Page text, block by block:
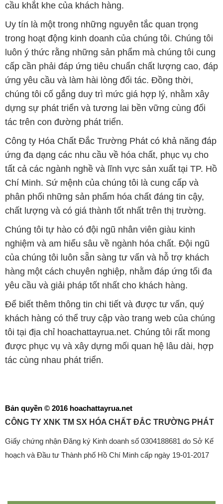
cầu khắt khe của khách hàng.
Uy tín là một trong những nguyên tắc quan trọng
trong hoạt động kinh doanh của chúng tôi. Chúng tôi
luôn ý thức rằng những sản phẩm mà chúng tôi cung
cấp cần phải đáp ứng tiêu chuẩn chất lượng cao, đáp
ứng yêu cầu và làm hài lòng đối tác. Đồng thời,
chúng tôi cố gắng duy trì mức giá hợp lý, nhằm xây
dựng sự phát triển và tương lai bền vững cùng đối
tác trên con đường phát triển.
Công ty Hóa Chất Đắc Trường Phát có khả năng đáp
ứng đa dạng các nhu cầu về hóa chất, phục vụ cho
tất cả các ngành nghề và lĩnh vực sản xuất tại TP. Hồ
Chí Minh. Sứ mệnh của chúng tôi là cung cấp và
phân phối những sản phẩm hóa chất đáng tin cậy,
chất lượng và có giá thành tốt nhất trên thị trường.
Chúng tôi tự hào có đội ngũ nhân viên giàu kinh
nghiệm và am hiểu sâu về ngành hóa chất. Đội ngũ
của chúng tôi luôn sẵn sàng tư vấn và hỗ trợ khách
hàng một cách chuyên nghiệp, nhằm đáp ứng tối đa
yêu cầu và giải pháp tốt nhất cho khách hàng.
Để biết thêm thông tin chi tiết và được tư vấn, quý
khách hàng có thể truy cập vào trang web của chúng
tôi tại địa chỉ hoachattayrua.net. Chúng tôi rất mong
được phục vụ và xây dựng mối quan hệ lâu dài, hợp
tác cùng nhau phát triển.
Bản quyền © 2016 hoachattayrua.net
CÔNG TY XNK TM SX HÓA CHẤT ĐẮC TRƯỜNG PHÁT
Giấy chứng nhận Đăng ký Kinh doanh số 0304188681 do Sở Kế
hoạch và Đầu tư Thành phố Hồ Chí Minh cấp ngày 19-01-2017